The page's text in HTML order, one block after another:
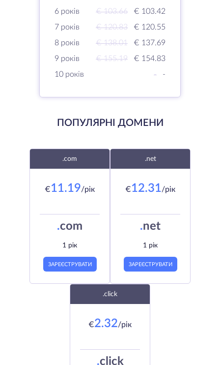
6 років
€ 103.66
€ 103.42
7 років
€ 120.83
€ 120.55
8 років
€ 138.01
€ 137.69
9 років
€ 155.19
€ 154.83
10 років
- -
ПОПУЛЯРНІ ДОМЕНИ
.com
€11.19/рік
.com
1 рік
ЗАРЕЄСТРУВАТИ
.net
€12.31/рік
.net
1 рік
ЗАРЕЄСТРУВАТИ
.click
€2.32/рік
.click